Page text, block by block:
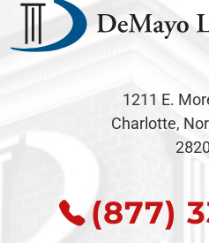
1211 E.
Charlotte,
(877)